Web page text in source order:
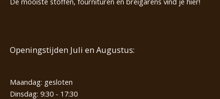
Openingstijden Juli en Augustus:
Maandag: gesloten
Dinsdag: 9:30 - 17:30